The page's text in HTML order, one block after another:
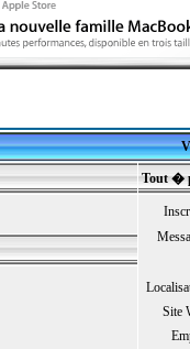
Tout �
Site